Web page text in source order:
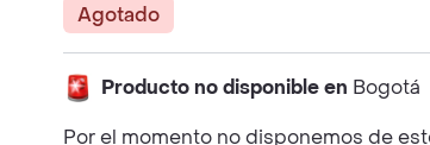
Agotado
Producto no disponible en Bogotá
Por el momento no disponemos de